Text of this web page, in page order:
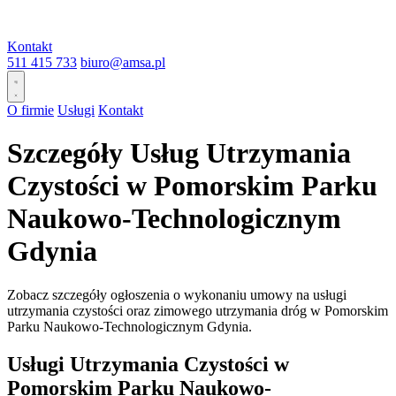
Kontakt
511 415 733 biuro@amsa.pl
O firmie Usługi Kontakt
Szczegóły Usług Utrzymania
Czystości w Pomorskim Parku
Naukowo-Technologicznym
Gdynia
Zobacz szczegóły ogłoszenia o wykonaniu umowy na usługi
utrzymania czystości oraz zimowego utrzymania dróg w Pomorskim
Parku Naukowo-Technologicznym Gdynia.
Usługi Utrzymania Czystości w
Pomorskim Parku Naukowo-